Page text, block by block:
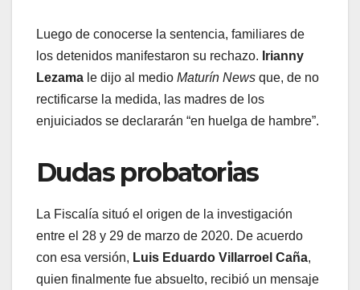
Luego de conocerse la sentencia, familiares de
los detenidos manifestaron su rechazo. Irianny
Lezama le dijo al medio Maturín News que, de no
rectificarse la medida, las madres de los
enjuiciados se declararán “en huelga de hambre”.
Dudas probatorias
La Fiscalía situó el origen de la investigación
entre el 28 y 29 de marzo de 2020. De acuerdo
con esa versión, Luis Eduardo Villarroel Caña,
quien finalmente fue absuelto, recibió un mensaje